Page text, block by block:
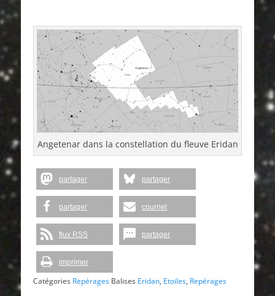
Angetenar dans la constellation du fleuve Eridan
partager partager
partager courriel
flux RSS partager
imprimer
Catégories Repérages Balises Eridan, Etoiles, Repérages